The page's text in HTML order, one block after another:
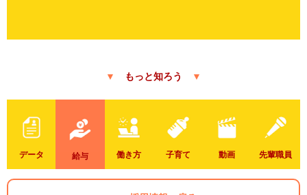
もっと知ろう
データ 給与 働き方 子育て 動画 先輩職員